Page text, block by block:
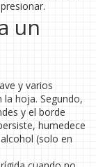
un
y varios
hoja. Segundo,
y el borde
humedece
(solo en